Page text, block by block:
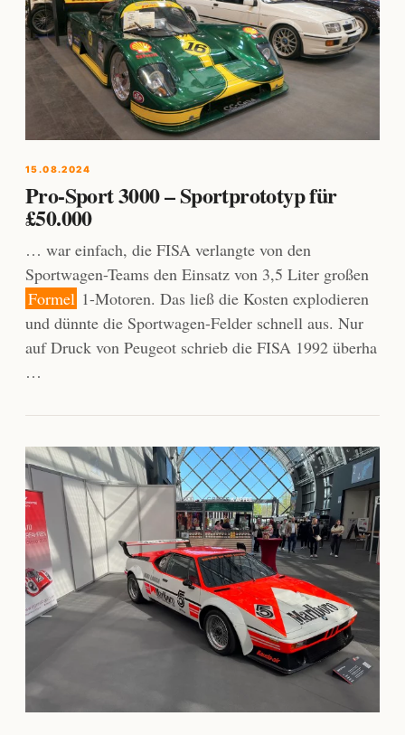
15.08.2024
Pro-Sport 3000 – Sportprototyp für
£50.000
… war einfach, die FISA verlangte von den
Sportwagen-Teams den Einsatz von 3,5 Liter großen
Formel 1-Motoren. Das ließ die Kosten explodieren
und dünnte die Sportwagen-Felder schnell aus. Nur
auf Druck von Peugeot schrieb die FISA 1992 überha
…